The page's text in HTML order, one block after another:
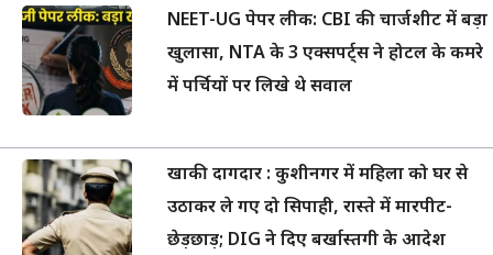
NEET-UG पेपर लीक: CBI की चार्जशीट में बड़ा
खुलासा, NTA के 3 एक्सपर्ट्स ने होटल के कमरे
में पर्चियों पर लिखे थे सवाल
खाकी दागदार : कुशीनगर में महिला को घर से
उठाकर ले गए दो सिपाही, रास्ते में मारपीट-
छेड़छाड़; DIG ने दिए बर्खास्तगी के आदेश